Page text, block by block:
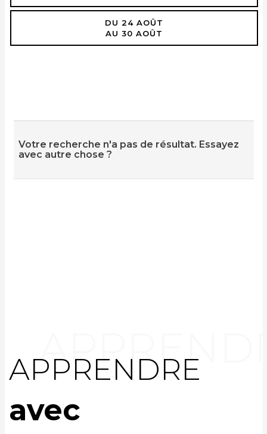
DU 24 AOÛT
AU 30 AOÛT
Votre recherche n'a pas de résultat. Essayez
avec autre chose ?
APPRENDRE
avec